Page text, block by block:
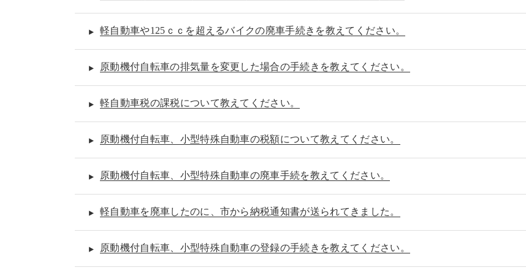
軽自動車や125ｃｃを超えるバイクの廃車手続きを教えてください。
原動機付自転車の排気量を変更した場合の手続きを教えてください。
軽自動車税の課税について教えてください。
原動機付自転車、小型特殊自動車の税額について教えてください。
原動機付自転車、小型特殊自動車の廃車手続を教えてください。
軽自動車を廃車したのに、市から納税通知書が送られてきました。
原動機付自転車、小型特殊自動車の登録の手続きを教えてください。